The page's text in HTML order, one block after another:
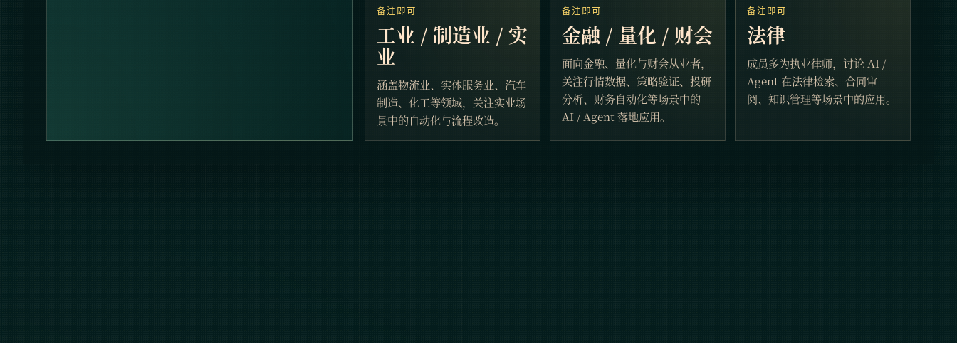
备注即可
工业 / 制造业 / 实
业
涵盖物流业、实体服务业、汽车
制造、化工等领域，关注实业场
景中的自动化与流程改造。
备注即可
金融 / 量化 / 财会
面向金融、量化与财会从业者，
关注行情数据、策略验证、投研
分析、财务自动化等场景中的
AI / Agent 落地应用。
备注即可
法律
成员多为执业律师，讨论 AI /
Agent 在法律检索、合同审
阅、知识管理等场景中的应用。